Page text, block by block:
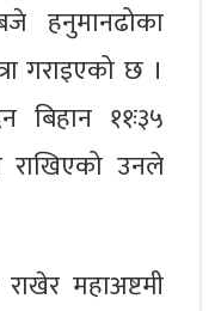
हनुमानढोका
गराइएको छ ।
बिहान ११ः३५
राखिएको उनले
महाअष्टमी